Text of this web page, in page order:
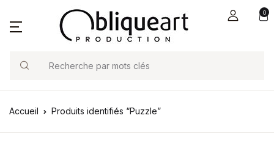
0
Search
Accueil Produits identifiés “Puzzle”